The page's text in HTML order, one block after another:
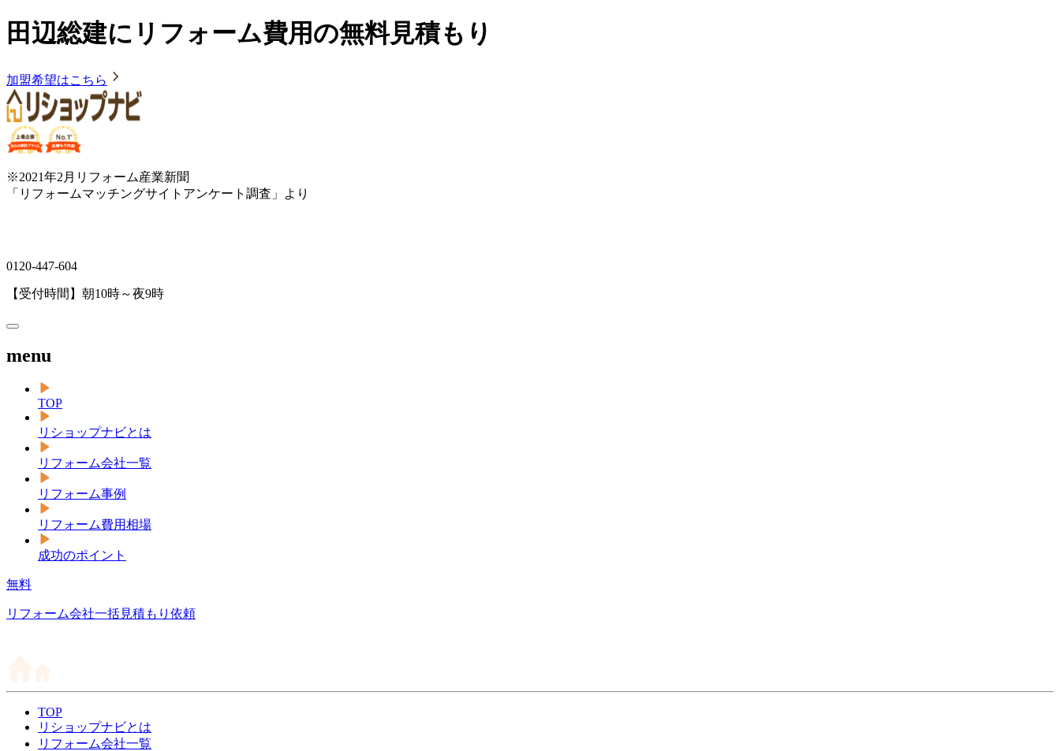
田辺総建にリフォーム費用の無料見積もり
加盟希望はこちら
※2021年2月リフォーム産業新聞
「リフォームマッチングサイトアンケート調査」より
0120-447-604
【受付時間】朝10時～夜9時
menu
TOP
リショップナビとは
リフォーム会社一覧
リフォーム事例
リフォーム費用相場
成功のポイント
無料
リフォーム会社一括見積もり依頼
TOP
リショップナビとは
リフォーム会社一覧